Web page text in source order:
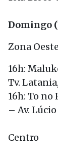
Domingo
Zona Oeste
16h:
Tv.
16h: To
– Av.
Centro